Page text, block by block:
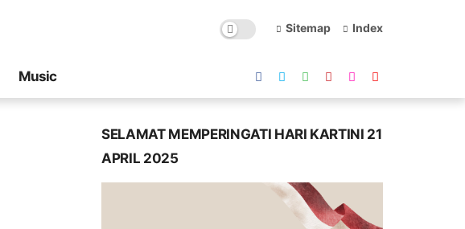
Sitemap Index
Music
SELAMAT MEMPERINGATI HARI KARTINI 21
APRIL 2025